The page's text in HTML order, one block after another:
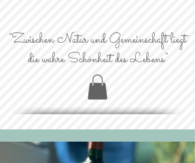
"Zwischen Natur und Gemeinschaft liegt
die wahre Schönheit des Lebens"